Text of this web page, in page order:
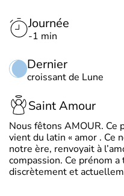
Journée
-1 min
Dernier
croissant de Lune
Saint Amour
Nous fêtons AMOUR.
vient du latin « amor . Ce
notre ère, renvoyait à
compassion. Ce prénom
discrètement et